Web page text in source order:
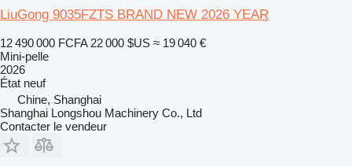
LiuGong 9035FZTS BRAND NEW 2026 YEAR
12 490 000 FCFA 22 000 $US ≈ 19 040 €
Mini-pelle
2026
État neuf
Chine, Shanghai
Shanghai Longshou Machinery Co., Ltd
Contacter le vendeur